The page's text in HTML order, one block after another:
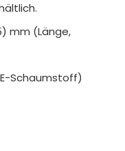
mm (Länge,
Schaumstoff)